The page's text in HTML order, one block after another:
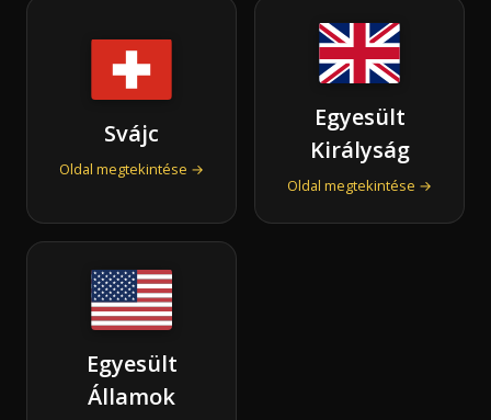
Svájc
Oldal megtekintése →
Egyesült
Királyság
Oldal megtekintése →
Egyesült
Államok